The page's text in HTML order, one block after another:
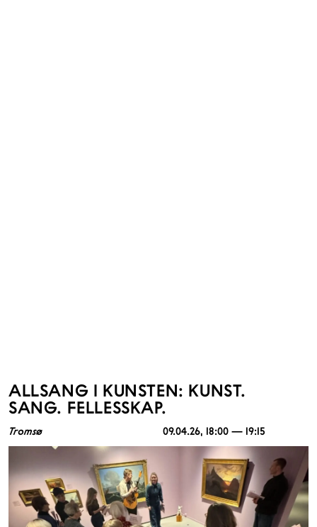
ALLSANG I KUNSTEN: KUNST.
SANG. FELLESSKAP.
Tromsø 09.04.26, 18:00 — 19:15